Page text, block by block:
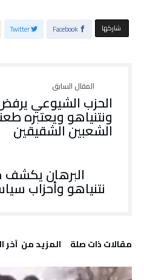
‫‫ شاركها‬ Facebook
Twitter
الحزب الشيوعي
ونتنياهو ويعتبره
الشعبين الشقيقين
البرهان يكشف
نتنياهو وأحزاب
‫مقالات ذات صلة‬ ‫المزيد من ‬ آخر